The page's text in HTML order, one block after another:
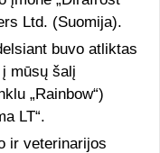
Ltd. (Suomija).
buvo atliktas
mūsų šalį
„Rainbow“)
LT“.
ir veterinarijos